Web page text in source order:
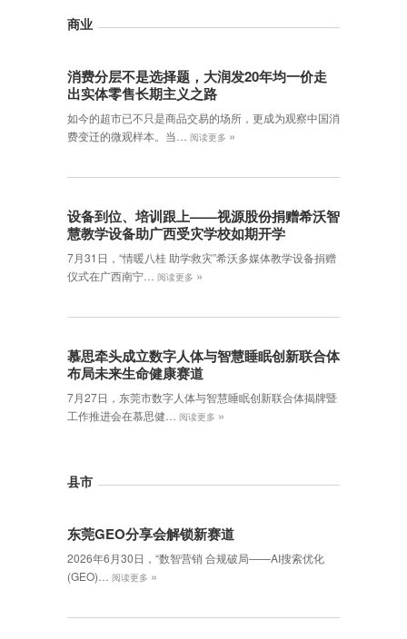
商业
消费分层不是选择题，大润发20年均一价走
出实体零售长期主义之路
如今的超市已不只是商品交易的场所，更成为观察中国消
费变迁的微观样本。当…
阅读更多 »
设备到位、培训跟上——视源股份捐赠希沃智
慧教学设备助广西受灾学校如期开学
7月31日，“情暖八桂 助学救灾”希沃多媒体教学设备捐赠
仪式在广西南宁…
阅读更多 »
慕思牵头成立数字人体与智慧睡眠创新联合体
布局未来生命健康赛道
7月27日，东莞市数字人体与智慧睡眠创新联合体揭牌暨
工作推进会在慕思健…
阅读更多 »
县市
东莞GEO分享会解锁新赛道
2026年6月30日，‌“数智营销 合规破局——AI搜索优化
(GEO)…
阅读更多 »